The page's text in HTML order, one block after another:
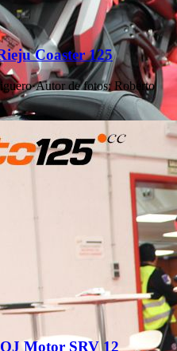
Coaster 125
·Autor de fotos: Roberto
Motor SRV 12